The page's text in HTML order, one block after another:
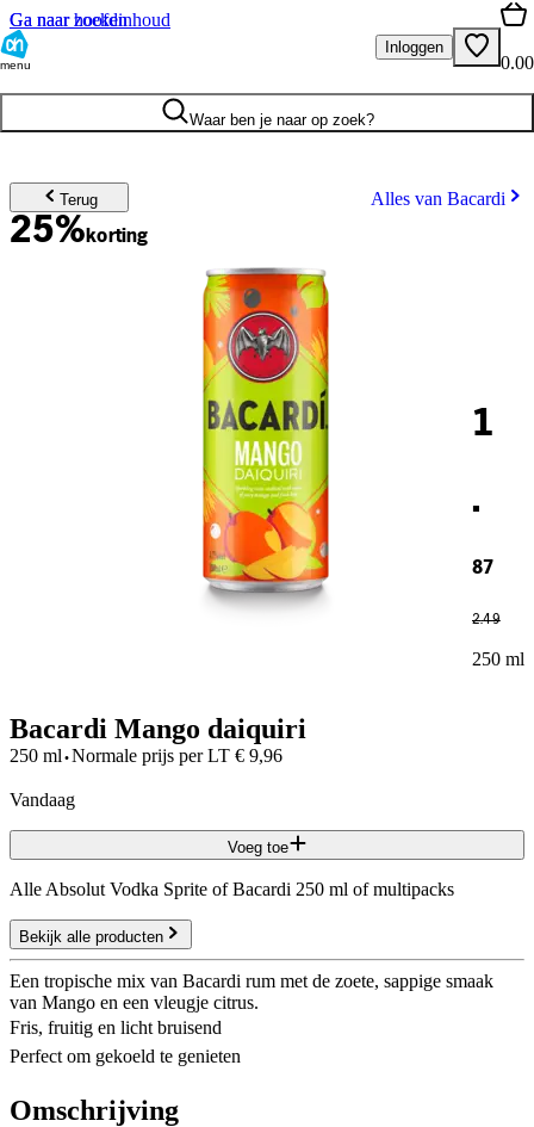
Ga naar hoofdinhoud
Ga naar zoeken
menu
Inloggen
0.00
Waar ben je naar op zoek?
Terug Alles van Bacardi
25%korting
1
.
87
2.49
250 ml
Bacardi Mango daiquiri
250 ml·Normale prijs per LT € 9,96
vandaag
Voeg toe
Alle Absolut Vodka Sprite of Bacardi 250 ml of multipacks
Bekijk alle producten
Een tropische mix van Bacardi rum met de zoete, sappige smaak
van Mango en een vleugje citrus.
Fris, fruitig en licht bruisend
Perfect om gekoeld te genieten
Omschrijving